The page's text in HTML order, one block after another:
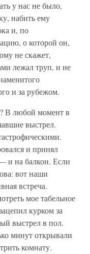
у нас не было,
набить ему
и, по
о которой он,
не скажет,
лежал труп, и не
и за рубежом.
В любой момент в
выстрел.
и принял
и на балкон. Если
вот наши
встреча.
мое табельное
курком за
выстрел в пол.
минут открывали
комнату.